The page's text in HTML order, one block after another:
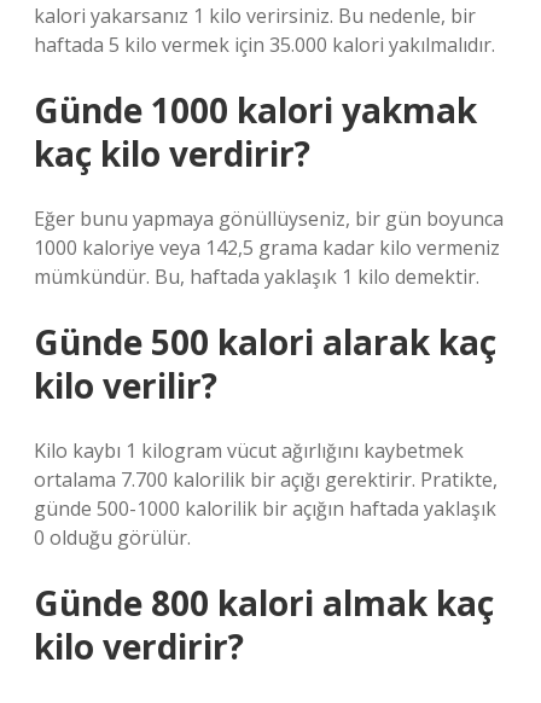
kalori yakarsanız 1 kilo verirsiniz. Bu nedenle, bir
haftada 5 kilo vermek için 35.000 kalori yakılmalıdır.
Günde 1000 kalori yakmak
kaç kilo verdirir?
Eğer bunu yapmaya gönüllüyseniz, bir gün boyunca
1000 kaloriye veya 142,5 grama kadar kilo vermeniz
mümkündür. Bu, haftada yaklaşık 1 kilo demektir.
Günde 500 kalori alarak kaç
kilo verilir?
Kilo kaybı 1 kilogram vücut ağırlığını kaybetmek
ortalama 7.700 kalorilik bir açığı gerektirir. Pratikte,
günde 500-1000 kalorilik bir açığın haftada yaklaşık
0 olduğu görülür.
Günde 800 kalori almak kaç
kilo verdirir?